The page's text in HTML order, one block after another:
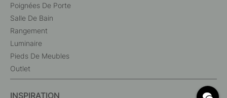
Poignées De Porte
Salle De Bain
Rangement
Luminaire
Pieds De Meubles
Outlet
INSPIRATION